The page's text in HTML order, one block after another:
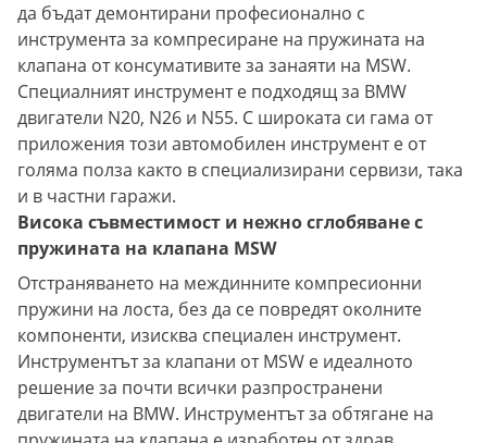
да бъдат демонтирани професионално с
инструмента за компресиране на пружината на
клапана от консумативите за занаяти на MSW.
Специалният инструмент е подходящ за BMW
двигатели N20, N26 и N55. С широката си гама от
приложения този автомобилен инструмент е от
голяма полза както в специализирани сервизи, така
и в частни гаражи.
Висока съвместимост и нежно сглобяване с
пружината на клапана MSW
Отстраняването на междинните компресионни
пружини на лоста, без да се повредят околните
компоненти, изисква специален инструмент.
Инструментът за клапани от MSW е идеалното
решение за почти всички разпространени
двигатели на BMW. Инструментът за обтягане на